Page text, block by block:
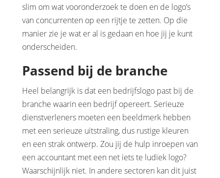
slim om wat vooronderzoek te doen en de logo’s
van concurrenten op een rijtje te zetten. Op die
manier zie je wat er al is gedaan en hoe jij je kunt
onderscheiden.
Passend bij de branche
Heel belangrijk is dat een bedrijfslogo past bij de
branche waarin een bedrijf opereert. Serieuze
dienstverleners moeten een beeldmerk hebben
met een serieuze uitstraling, dus rustige kleuren
en een strak ontwerp. Zou jij de hulp inroepen van
een accountant met een net iets te ludiek logo?
Waarschijnlijk niet. In andere sectoren kan dit juist